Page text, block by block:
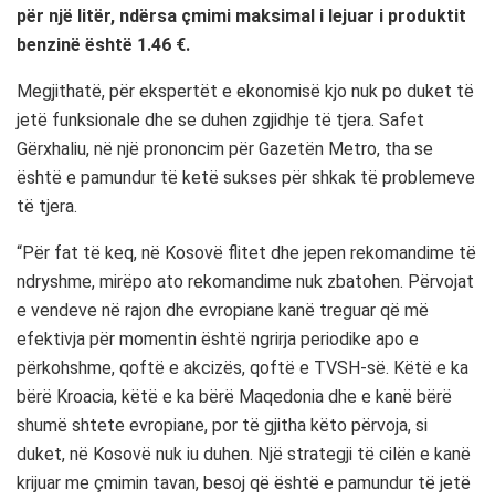
për një litër, ndërsa çmimi maksimal i lejuar i produktit
benzinë është 1.46 €.
Megjithatë, për ekspertët e ekonomisë kjo nuk po duket të
jetë funksionale dhe se duhen zgjidhje të tjera. Safet
Gërxhaliu, në një prononcim për Gazetën Metro, tha se
është e pamundur të ketë sukses për shkak të problemeve
të tjera.
“Për fat të keq, në Kosovë flitet dhe jepen rekomandime të
ndryshme, mirëpo ato rekomandime nuk zbatohen. Përvojat
e vendeve në rajon dhe evropiane kanë treguar që më
efektivja për momentin është ngrirja periodike apo e
përkohshme, qoftë e akcizës, qoftë e TVSH-së. Këtë e ka
bërë Kroacia, këtë e ka bërë Maqedonia dhe e kanë bërë
shumë shtete evropiane, por të gjitha këto përvoja, si
duket, në Kosovë nuk iu duhen. Një strategji të cilën e kanë
krijuar me çmimin tavan, besoj që është e pamundur të jetë